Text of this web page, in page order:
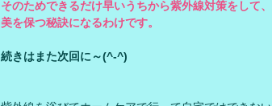
そのためできるだけ早いうちから紫外線対策をして
美を保つ秘訣になるわけです。
続きはまた次回に～(^-^)